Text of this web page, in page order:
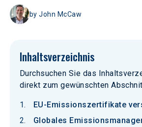
byJohn McCaw
Inhaltsverzeichnis
Durchsuchen Sie das
direkt zum gewünschten
EU-Emissionszertifikate
Globales